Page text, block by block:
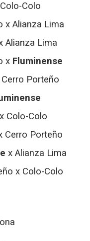
Colo
x Alianza Lima
Alianza Lima
x Fluminense
Porteño
Colo-Colo
Cerro Porteño
x Alianza Lima
x Colo-Colo